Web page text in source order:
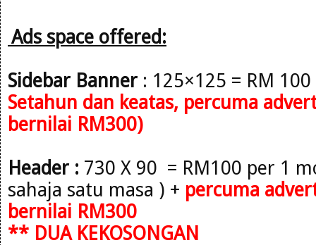
Ads space offered:
Sidebar Banner : 125×125 = RM
Setahun dan keatas, percuma
bernilai RM300)
Header : 730 X 90 = RM100 per 1
sahaja satu masa ) + percuma
bernilai RM300
** DUA KEKOSONGAN